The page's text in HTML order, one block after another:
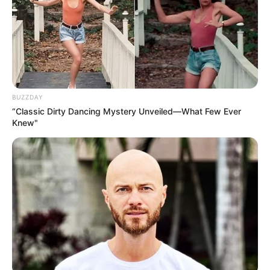
BUZZDAY
“Classic Dirty Dancing Mystery Unveiled—What Few Ever
Knew"